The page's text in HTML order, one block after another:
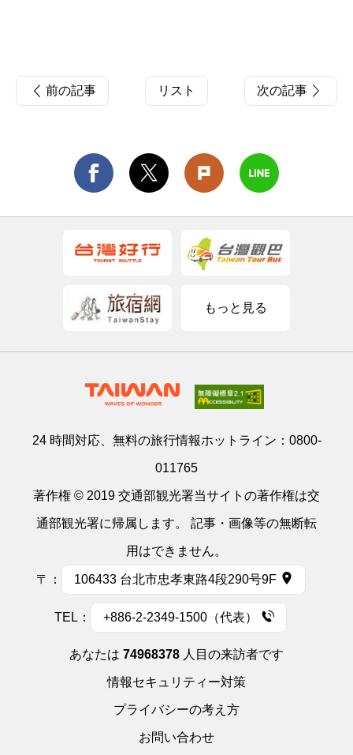
前の記事 リスト 次の記事
もっと見る
24 時間対応、無料の旅行情報ホットライン： 0800-
011765
著作権 © 2019 交通部観光署当サイトの著作権は交
通部観光署に帰属します。 記事・画像等の無断転
用はできません。
〒： 106433 台北市忠孝東路4段290号9F
TEL： +886-2-2349-1500（代表）
あなたは 74968378 人目の来訪者です
情報セキュリティー対策
プライバシーの考え方
お問い合わせ